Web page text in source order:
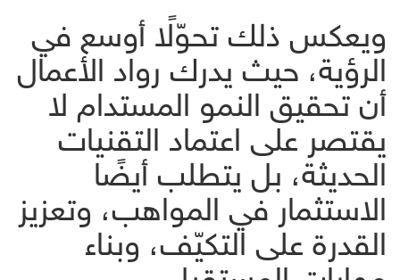
ويعكس ذلك تحوّلًا أوسع في
الرؤية، حيث يدرك رواد الأعمال
أن تحقيق النمو المستدام لا
يقتصر على اعتماد التقنيات
الحديثة، بل يتطلب أيضًا
الاستثمار في المواهب، وتعزيز
القدرة على التكيّف، وبناء